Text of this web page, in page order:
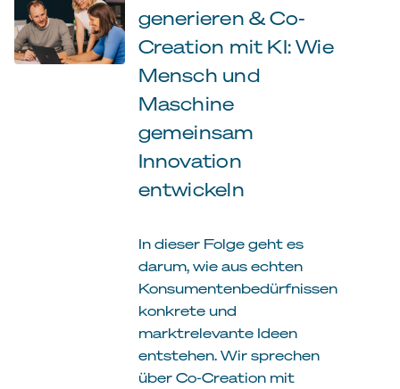
generieren & Co-
Creation mit KI: Wie
Mensch und
Maschine
gemeinsam
Innovation
entwickeln
In dieser Folge geht es
darum, wie aus echten
Konsumentenbedürfnissen
konkrete und
marktrelevante Ideen
entstehen. Wir sprechen
über Co-Creation mit